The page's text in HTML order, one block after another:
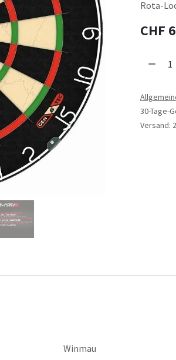
Rota-
CHF
30-Tage-
Versand:
Winmau